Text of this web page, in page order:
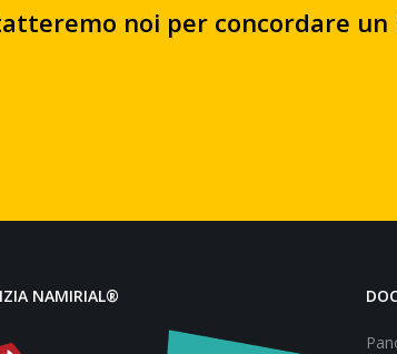
noi per concordare
NAMIRIAL®